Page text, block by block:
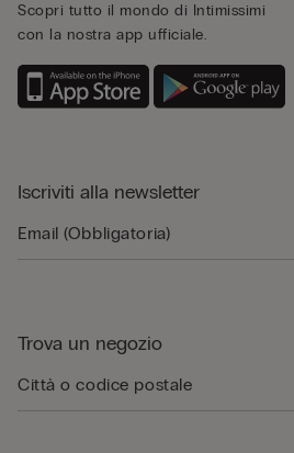
Scopri tutto il mondo di Intimissimi
con la nostra app ufficiale.
Iscriviti alla newsletter
Trova un negozio